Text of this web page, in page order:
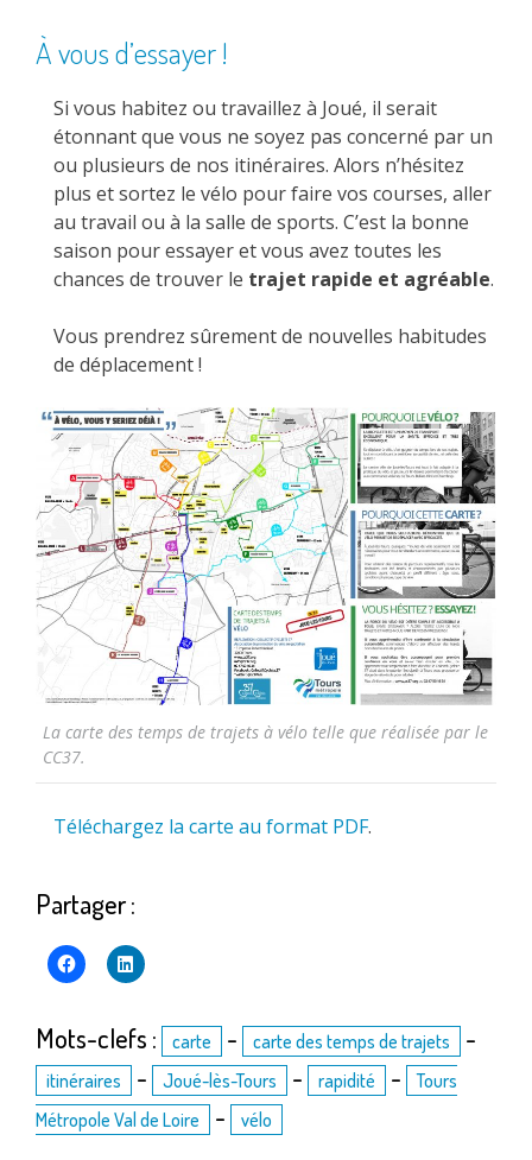
À vous d’essayer !
Si vous habitez ou travaillez à Joué, il serait
étonnant que vous ne soyez pas concerné par un
ou plusieurs de nos itinéraires. Alors n’hésitez
plus et sortez le vélo pour faire vos courses, aller
au travail ou à la salle de sports. C’est la bonne
saison pour essayer et vous avez toutes les
chances de trouver le trajet rapide et agréable.
Vous prendrez sûrement de nouvelles habitudes
de déplacement !
La carte des temps de trajets à vélo telle que réalisée par le
CC37.
Téléchargez la carte au format PDF.
Partager :
Mots-clefs : carte - carte des temps de trajets -
itinéraires - Joué-lès-Tours - rapidité -
Tours
Métropole Val de Loire
- vélo